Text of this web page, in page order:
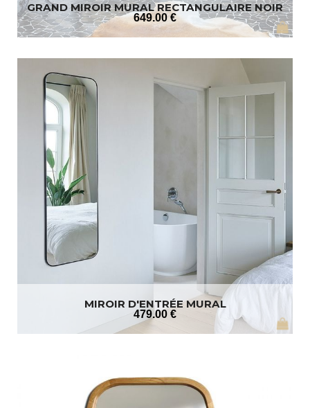
GRAND MIROIR MURAL RECTANGULAIRE NOIR
649.00 €
MIROIR D'ENTRÉE MURAL
479.00 €